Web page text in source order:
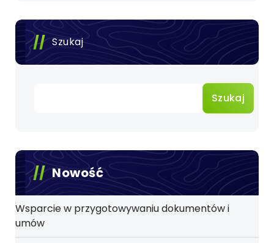
Szukaj
Szukaj
Nowość
Wsparcie w przygotowywaniu dokumentów i
umów